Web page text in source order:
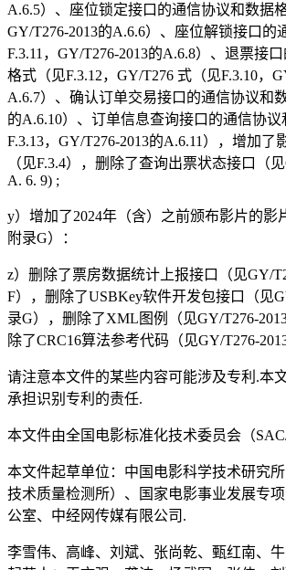
A.6.5）、座位锁定接口的通信协议和数据格
GY/T276-2013的A.6.6）、座位解锁接口的
F.3.11，GY/T276-2013的A.6.8）、退票接
格式（见F.3.12，GY/T276 式（见F.3.10，
A.6.7）、确认订单交易接口的通信协议和
的A.6.10）、订单信息查询接口的通信协
F.3.13，GY/T276-2013的A.6.11），增加了
（见F.3.4），删除了查询出票状态接口（
A. 6. 9) ;
y）增加了2024年（含）之前颁布影片的影
附录G）：
z）删除了票房数据统计上报接口（见GY/
F），删除了USBKey软件开发包接口（见
录G），删除了XML图例（见GY/T276-
除了CRC16算法参考代码（见GY/T276-
请注意本文件的某些内容可能涉及专利.本
承担识别专利的责任.
本文件由全国电影标准化技术委员会（
本文件起草单位：中国电影科学技术研究
技术质量检测所）、国家电影事业发展专
公室、中经网传媒有限公司.
李雪伟、高峰、刘斌、张尚乾、甄红南、